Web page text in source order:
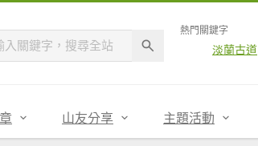
熱門關鍵字
淡蘭古道
山友分享 主題活動